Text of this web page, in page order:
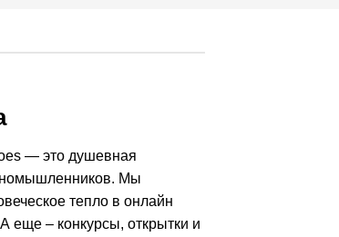
— это душевная
Мы
тепло в онлайн
еще – конкурсы, открытки и